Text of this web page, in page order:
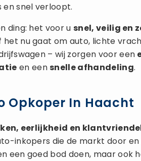
snel verloopt.
ding: het voor usnel, veilig en
het nu gaat om auto, lichte
– wij zorgen voor een
en eensnelle afhandeling.
Opkoper In Haacht
eerlijkheid en
inkopers die de markt door en
een goed bod doen, maar ook